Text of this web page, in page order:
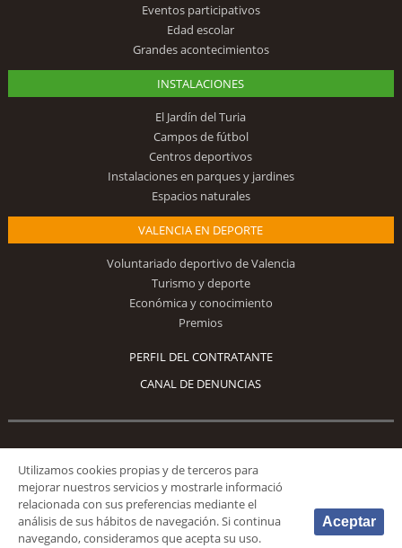
Eventos participativos
Edad escolar
Grandes acontecimientos
INSTALACIONES
El Jardín del Turia
Campos de fútbol
Centros deportivos
Instalaciones en parques y jardines
Espacios naturales
VALENCIA EN DEPORTE
Voluntariado deportivo de Valencia
Turismo y deporte
Económica y conocimiento
Premios
PERFIL DEL CONTRATANTE
CANAL DE DENUNCIAS
Síguenos
Utilizamos cookies propias y de terceros para
mejorar nuestros servicios y mostrarle informació
relacionada con sus preferencias mediante el
análisis de sus hábitos de navegación. Si continua
navegando, consideramos que acepta su uso.
Aceptar